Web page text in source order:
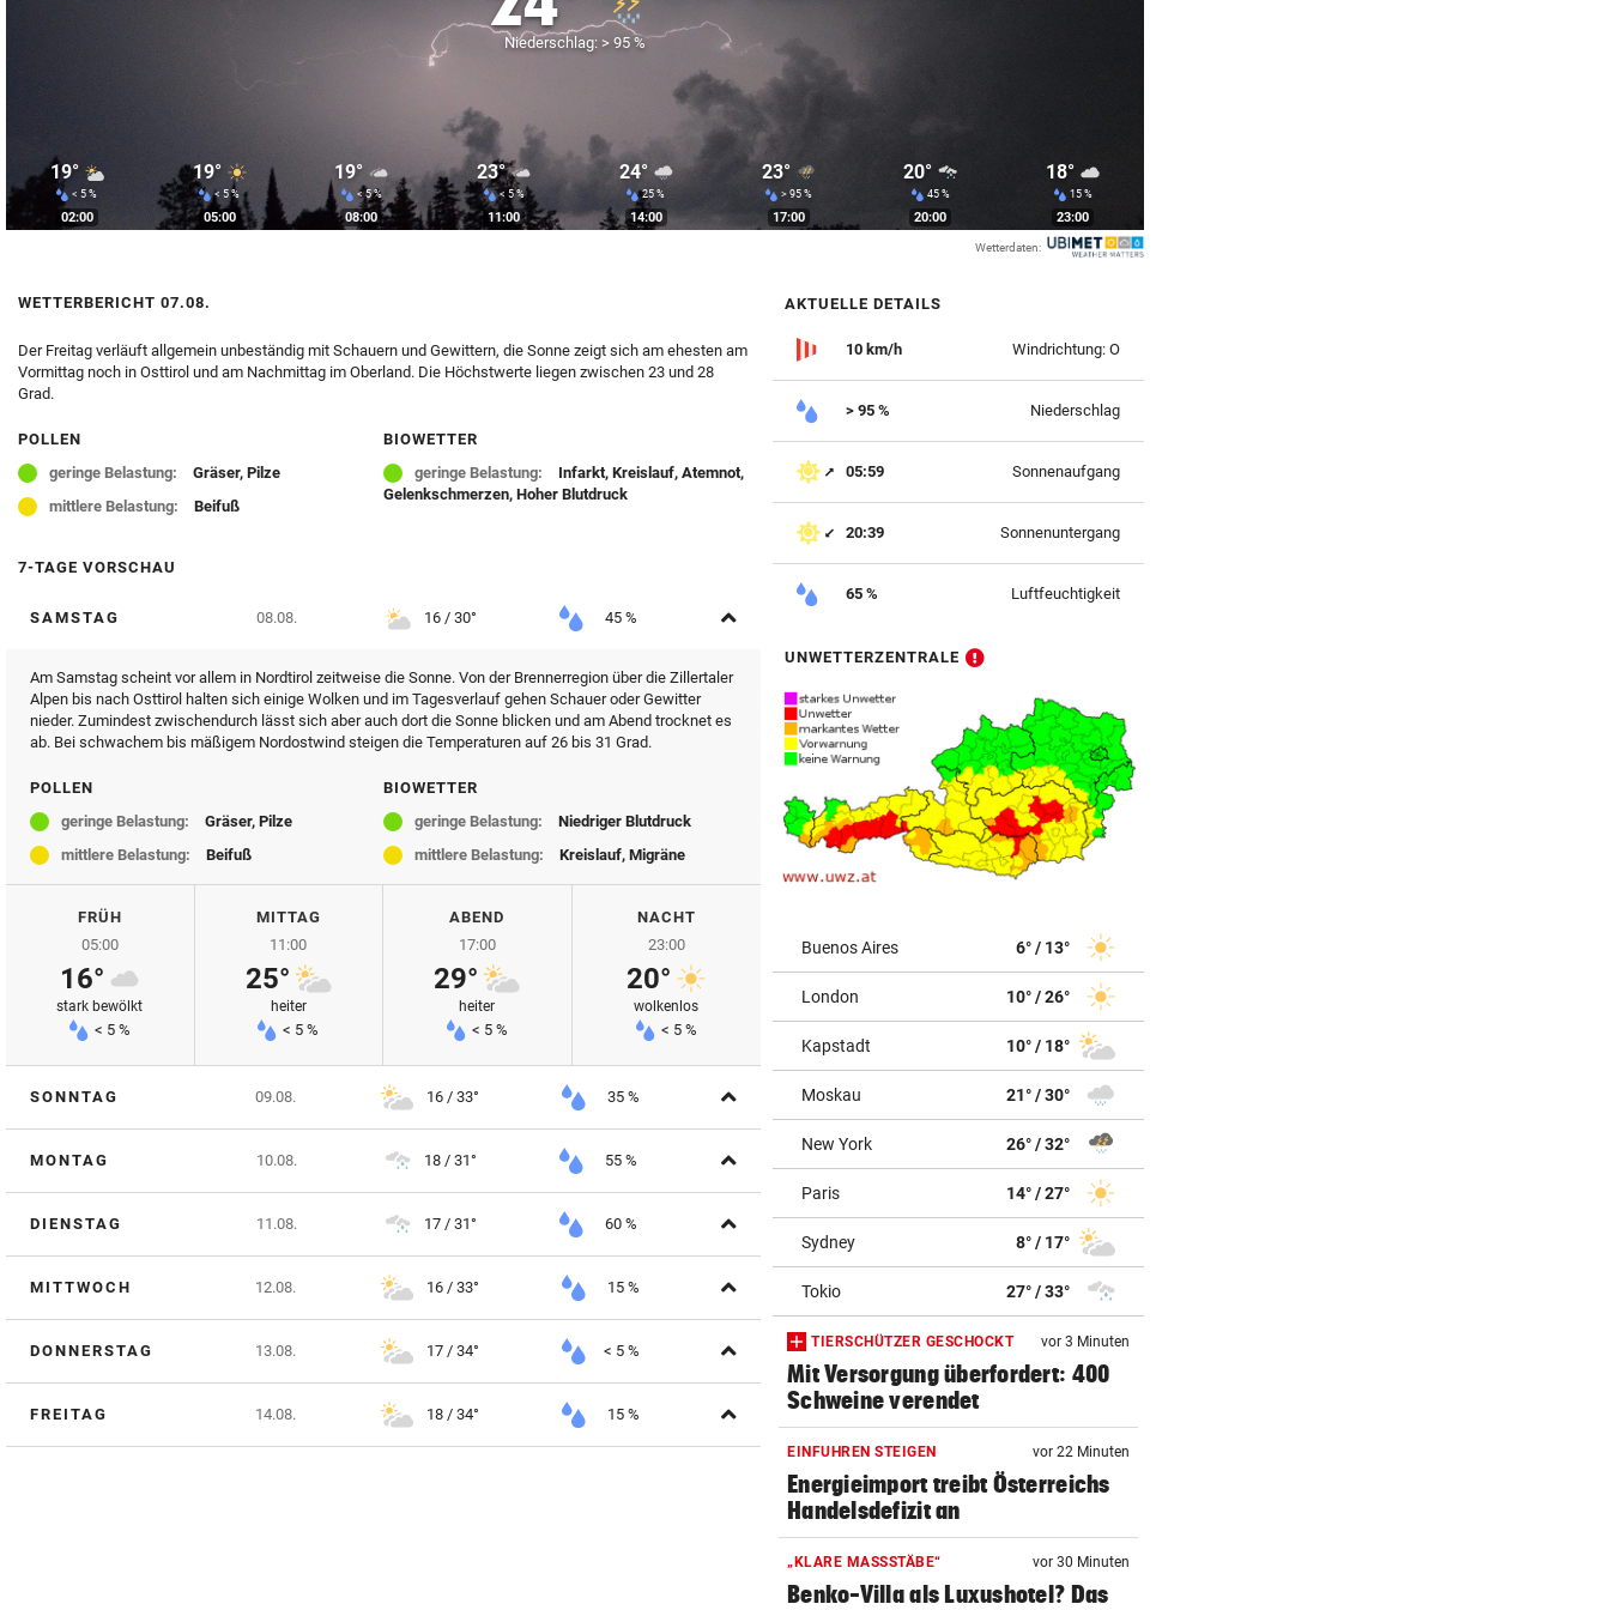
Niederschlag: > 95 %
19°
< 5 %
02:00
19°
< 5 %
05:00
19°
< 5 %
08:00
23°
< 5 %
11:00
24°
25 %
14:00
23°
> 95 %
17:00
20°
45 %
20:00
18°
15 %
23:00
Wetterdaten:
WETTERBERICHT 07.08.
Der Freitag verläuft allgemein unbeständig mit Schauern und Gewittern, die Sonne zeigt sich am ehesten am
Vormittag noch in Osttirol und am Nachmittag im Oberland. Die Höchstwerte liegen zwischen 23 und 28
Grad.
POLLEN
geringe Belastung:
Gräser, Pilze
mittlere Belastung:
Beifuß
BIOWETTER
geringe Belastung:
Infarkt, Kreislauf, Atemnot,
Gelenkschmerzen, Hoher Blutdruck
7-TAGE VORSCHAU
SAMSTAG 08.08. 16 / 30° 45 % Aufklappen
Am Samstag scheint vor allem in Nordtirol zeitweise die Sonne. Von der Brennerregion über die Zillertaler
Alpen bis nach Osttirol halten sich einige Wolken und im Tagesverlauf gehen Schauer oder Gewitter
nieder. Zumindest zwischendurch lässt sich aber auch dort die Sonne blicken und am Abend trocknet es
ab. Bei schwachem bis mäßigem Nordostwind steigen die Temperaturen auf 26 bis 31 Grad.
POLLEN
geringe Belastung:
Gräser, Pilze
mittlere Belastung:
Beifuß
BIOWETTER
geringe Belastung:
Niedriger Blutdruck
mittlere Belastung:
Kreislauf, Migräne
FRÜH
05:00
16°
stark bewölkt
< 5 %
MITTAG
11:00
25°
heiter
< 5 %
ABEND
17:00
29°
heiter
< 5 %
NACHT
23:00
20°
wolkenlos
< 5 %
SONNTAG 09.08. 16 / 33° 35 % Aufklappen
MONTAG 10.08. 18 / 31° 55 % Aufklappen
DIENSTAG 11.08. 17 / 31° 60 % Aufklappen
MITTWOCH 12.08. 16 / 33° 15 % Aufklappen
DONNERSTAG 13.08. 17 / 34° < 5 % Aufklappen
FREITAG 14.08. 18 / 34° 15 % Aufklappen
AKTUELLE DETAILS
10 km/h Windrichtung: O
> 95 % Niederschlag
05:59 Sonnenaufgang
20:39 Sonnenuntergang
65 % Luftfeuchtigkeit
UNWETTERZENTRALE
Buenos Aires 6° / 13°
London 10° / 26°
Kapstadt 10° / 18°
Moskau 21° / 30°
New York 26° / 32°
Paris 14° / 27°
Sydney 8° / 17°
Tokio 27° / 33°
TIERSCHÜTZER GESCHOCKT vor 3 Minuten
Mit Versorgung überfordert: 400
Schweine verendet
EINFUHREN STEIGEN vor 22 Minuten
Energieimport treibt Österreichs
Handelsdefizit an
„KLARE MASSSTÄBE“ vor 30 Minuten
Benko-Villa als Luxushotel? Das